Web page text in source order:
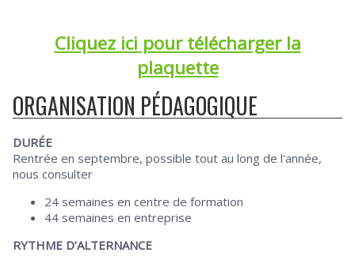
Cliquez ici pour télécharger la
plaquette
ORGANISATION PÉDAGOGIQUE
DURÉE
Rentrée en septembre, possible tout au long de l'année,
nous consulter
24 semaines en centre de formation
44 semaines en entreprise
RYTHME D’ALTERNANCE